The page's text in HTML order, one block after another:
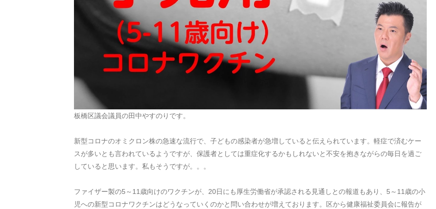
板橋区議会議員の田中やすのりです。
新型コロナのオミクロン株の急速な流行で、子どもの感染者が急増していると伝えられています。軽症で済むケー
スが多いとも言われているようですが、保護者としては重症化するかもしれないと不安を抱きながらの毎日を過ご
していると思います。私もそうですが。。。
ファイザー製の5 ～ 11歳向けのワクチンが、 20日にも厚生労働省が承認される見通しとの報道もあり、 5 ～ 11歳の小
児への新型コロナワクチンはどうなっていくのかと問い合わせが増えております。区から健康福祉委員会に報告が